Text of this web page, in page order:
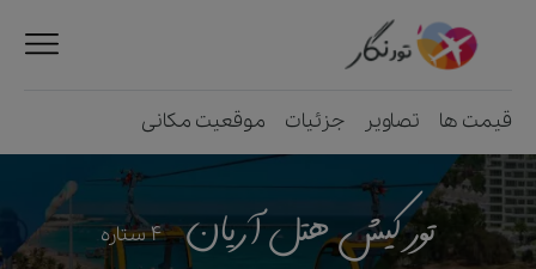
قیمت ها تصاویر جزئیات موقعیت مکانی
تور کیش هتل آریان 4ستاره